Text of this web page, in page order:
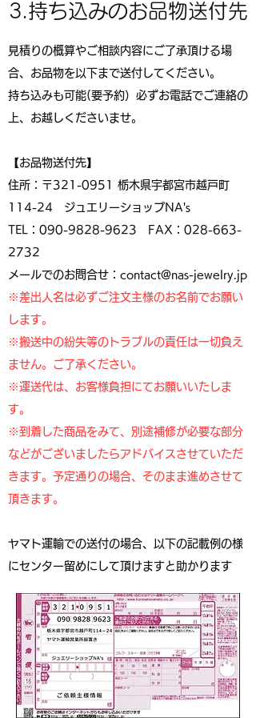
3.持ち込みのお品物送付先
見積りの概算やご相談内容にご了承頂ける場
合、お品物を以下まで送付してください。
持ち込みも可能(要予約）必ずお電話でご連絡の
上、お越しくださいませ。
【お品物送付先】
住所：〒321-0951 栃木県宇都宮市越戸町
114-24 ジュエリーショップNA's
TEL：090-9828-9623 FAX：028-663-
2732
メールでのお問合せ：contact@nas-jewelry.jp
※差出人名は必ずご注文主様のお名前でお願い
します。
※搬送中の紛失等のトラブルの責任は一切負え
ません。ご了承ください。
※運送代は、お客様負担にてお願いいたしま
す。
※到着した商品をみて、別途補修が必要な部分
などがございましたらアドバイスさせていただ
きます。予定通りの場合、そのまま進めさせて
頂きます。
ヤマト運輸での送付の場合、以下の記載例の様
にセンター留めにして頂けますと助かります